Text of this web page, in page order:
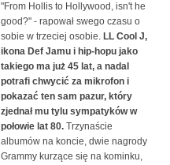
"From Hollis to Hollywood, isn't he
good?" - rapował swego czasu o
sobie w trzeciej osobie. LL Cool J,
ikona Def Jamu i hip-hopu jako
takiego ma już 45 lat, a nadal
potrafi chwycić za mikrofon i
pokazać ten sam pazur, który
zjednał mu tylu sympatyków w
połowie lat 80. Trzynaście
albumów na koncie, dwie nagrody
Grammy kurzące się na kominku,